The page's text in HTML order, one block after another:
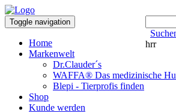
hrr
Toggle navigation
Home
Markenwelt
Dr.Clauder´s
WAFFA® Das medizinische
Blepi - Tierprofis finden
Shop
Kunde werden